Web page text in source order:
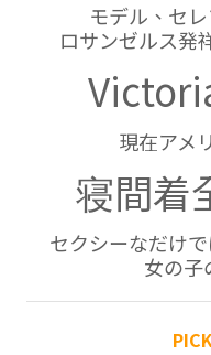
モデル、セ
ロサンゼルス発
現在アメ
寝間着
セクシーなだけ
女の子